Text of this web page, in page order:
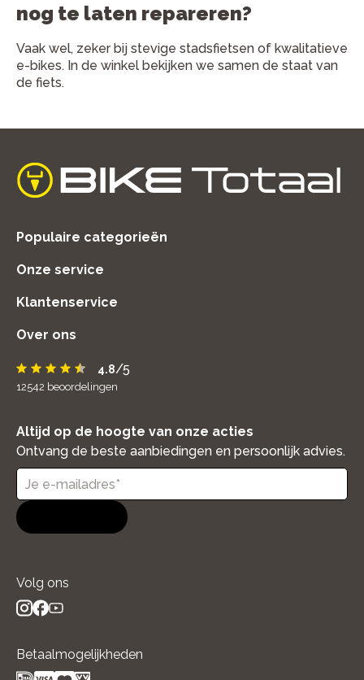
nog te laten repareren?
Vaak wel, zeker bij stevige stadsfietsen of kwalitatieve
e-bikes. In de winkel bekijken we samen de staat van
de fiets.
home
Populaire categorieën
Onze service
Klantenservice
Over ons
4.8/5
12542 beoordelingen
Altijd op de hoogte van onze acties
Ontvang de beste aanbiedingen en persoonlijk advies.
Volg ons
Betaalmogelijkheden